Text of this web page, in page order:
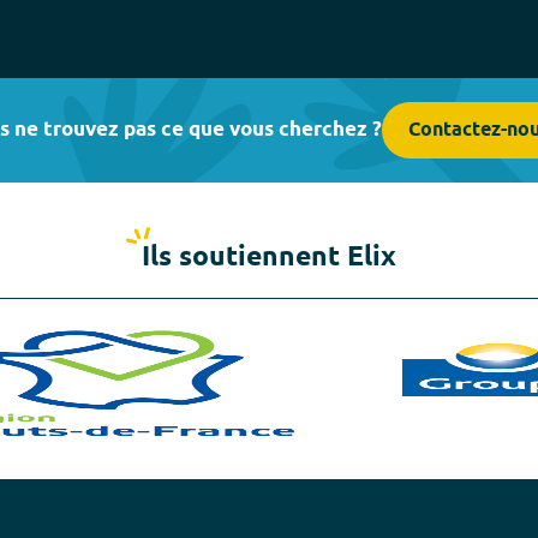
ne trouvez pas ce que vous cherchez ? Contactez-
Ils soutiennent Elix